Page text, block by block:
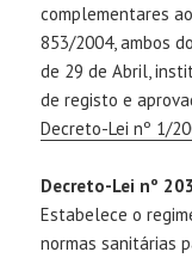
complementares
853/2004, ambos
de 29 de Abril,
de registo e
Decreto-Lei nº 1/
Decreto-Lei nº
Estabelece o
normas sanitárias